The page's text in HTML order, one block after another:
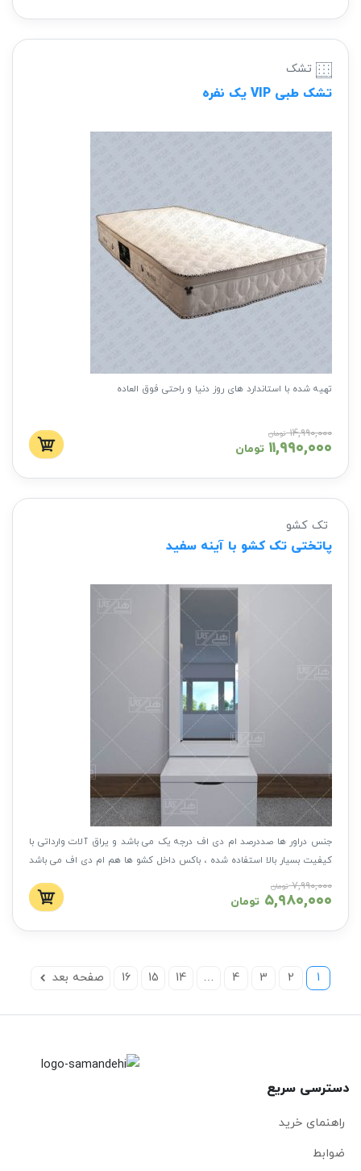
تشک
تشک طبی VIP یک نفره
تهیه شده با استاندارد های روز دنیا و راحتی فوق العاده
۱۴,۹۹۰,۰۰۰ تومان
۱۱,۹۹۰,۰۰۰ تومان
تک کشو
پاتختی تک کشو با آینه سفید
جنس دراور ها صددرصد ام دی اف درجه یک می باشد و یراق آلات وارداتی با
کیفیت بسیار بالا استفاده شده ، باکس داخل کشو ها هم ام دی اف می باشد
۷,۹۹۰,۰۰۰ تومان
۵,۹۸۰,۰۰۰ تومان
1
2
3
4
…
14
15
16 صفحه بعد
دسترسی سریع
راهنمای خرید
ضوابط